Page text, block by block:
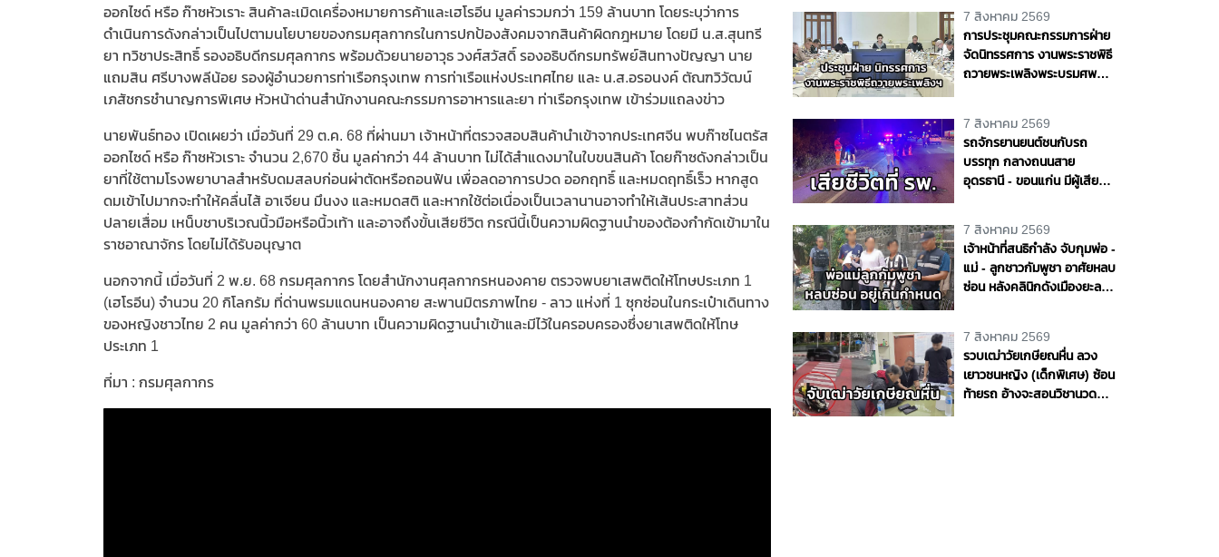
ออกไซด์ หรือ ก๊าซหัวเราะ สินค้าละเมิดเครื่องหมายการค้าและเฮโรอีน มูลค่ารวมกว่า 159 ล้านบาท โดยระบุว่าการ
ดำเนินการดังกล่าวเป็นไปตามนโยบายของกรมศุลกากรในการปกป้องสังคมจากสินค้าผิดกฎหมาย โดยมี น.ส.สุนทรี
ยา ทวิชาประสิทธิ์ รองอธิบดีกรมศุลกากร พร้อมด้วยนายอาวุธ วงศ์สวัสดิ์ รองอธิบดีกรมทรัพย์สินทางปัญญา นาย
แถมสิน ศรีบางพลีน้อย รองผู้อำนวยการท่าเรือกรุงเทพ การท่าเรือแห่งประเทศไทย และ น.ส.อรอนงค์ ตัณฑวิวัฒน์
เภสัชกรชำนาญการพิเศษ หัวหน้าด่านสำนักงานคณะกรรมการอาหารและยา ท่าเรือกรุงเทพ เข้าร่วมแถลงข่าว
นายพันธ์ทอง เปิดเผยว่า เมื่อวันที่ 29 ต.ค. 68 ที่ผ่านมา เจ้าหน้าที่ตรวจสอบสินค้านำเข้าจากประเทศจีน พบก๊าซไนตรัส
ออกไซด์ หรือ ก๊าซหัวเราะ จำนวน 2,670 ชิ้น มูลค่ากว่า 44 ล้านบาท ไม่ได้สำแดงมาในใบขนสินค้า โดยก๊าซดังกล่าวเป็น
ยาที่ใช้ตามโรงพยาบาลสำหรับดมสลบก่อนผ่าตัดหรือถอนฟัน เพื่อลดอาการปวด ออกฤทธิ์ และหมดฤทธิ์เร็ว หากสูด
ดมเข้าไปมากจะทำให้คลื่นไส้ อาเจียน มึนงง และหมดสติ และหากใช้ต่อเนื่องเป็นเวลานานอาจทำให้เส้นประสาทส่วน
ปลายเสื่อม เหน็บชาบริเวณนิ้วมือหรือนิ้วเท้า และอาจถึงขั้นเสียชีวิต กรณีนี้เป็นความผิดฐานนำของต้องกำกัดเข้ามาใน
ราชอาณาจักร โดยไม่ได้รับอนุญาต
นอกจากนี้ เมื่อวันที่ 2 พ.ย. 68 กรมศุลกากร โดยสำนักงานศุลกากรหนองคาย ตรวจพบยาเสพติดให้โทษประเภท 1
(เฮโรอีน) จำนวน 20 กิโลกรัม ที่ด่านพรมแดนหนองคาย สะพานมิตรภาพไทย - ลาว แห่งที่ 1 ซุกซ่อนในกระเป๋าเดินทาง
ของหญิงชาวไทย 2 คน มูลค่ากว่า 60 ล้านบาท เป็นความผิดฐานนำเข้าและมีไว้ในครอบครองซึ่งยาเสพติดให้โทษ
ประเภท 1
ที่มา : กรมศุลกากร
7 สิงหาคม 2569
การประชุมคณะกรรมการฝ่าย
จัดนิทรรศการ งานพระราชพิธี
ถวายพระเพลิงพระบรมศพ
ราชชนนีพันปีหลวง
7 สิงหาคม 2569
รถจักรยานยนต์ชนกับรถ
บรรทุก กลางถนนสาย
อุดรธานี - ขอนแก่น มีผู้เสีย
7 สิงหาคม 2569
เจ้าหน้าที่สนธิกำลัง จับกุมพ่อ -
แม่ - ลูกชาวกัมพูชา อาศัยหลบ
ซ่อน หลังคลินิกดังเมืองยะลา
7 สิงหาคม 2569
รวบเฒ่าวัยเกษียณหื่น ลวง
เยาวชนหญิง (เด็กพิเศษ) ซ้อน
ท้ายรถ อ้างจะสอนวิชานวด